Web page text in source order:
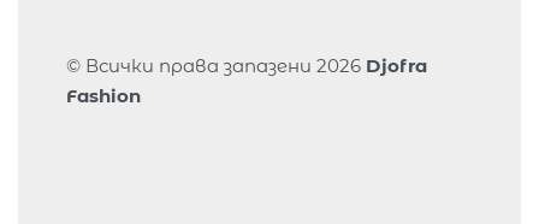
© Всички права запазени 2026 Djofra
Fashion